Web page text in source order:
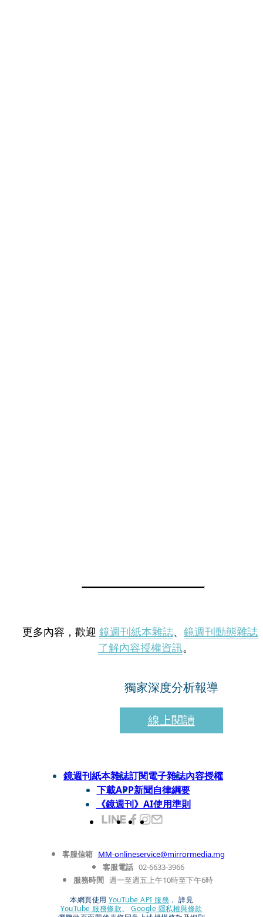
更多內容，歡迎 鏡週刊紙本雜誌、 鏡週刊動態雜誌
了解內容授權資訊。
獨家深度分析報導
線上閱讀
鏡週刊紙本雜誌訂閱電子雜誌內容授權
下載APP新聞自律綱要
《鏡週刊》AI使用準則
客服信箱 MM-onlineservice@mirrormedia.mg
客服電話 02-6633-3966
服務時間 週一至週五上午10時至下午6時
本網頁使用 YouTube API 服務 ， 詳見
YouTube 服務條款、
Google 隱私權與條款